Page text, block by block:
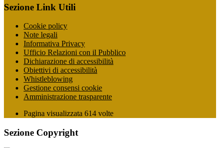
Sezione Link Utili
Cookie policy
Note legali
Informativa Privacy
Ufficio Relazioni con il Pubblico
Dichiarazione di accessibilità
Obiettivi di accessibilità
Whistleblowing
Gestione consensi cookie
Amministrazione trasparente
Pagina visualizzata 614 volte
Sezione Copyright